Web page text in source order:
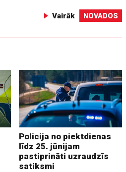
Vairāk NOVADOS
Policija no piektdienas
līdz 25. jūnijam
pastiprināti uzraudzīs
satiksmi